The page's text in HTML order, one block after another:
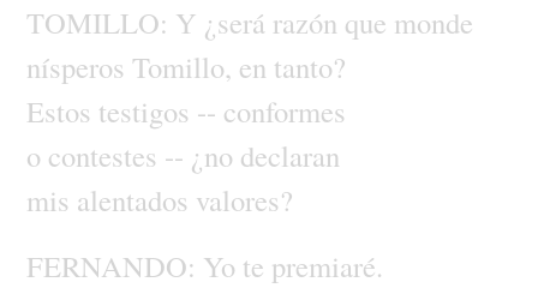
TOMILLO: Y ¿será razón que monde
nísperos Tomillo, en tanto?
Estos testigos -- conformes
o contestes -- ¿no declaran
mis alentados valores?
FERNANDO: Yo te premiaré.